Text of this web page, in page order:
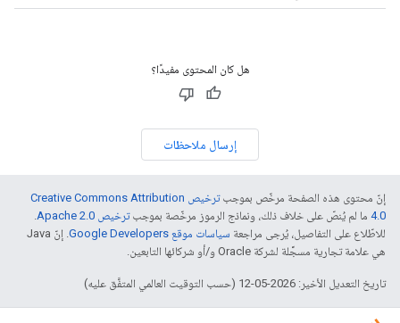
هل كان المحتوى مفيدًا؟
إرسال ملاحظات
إنّ محتوى هذه الصفحة مرخّص بموجب
ترخيص Creative Commons Attribution
4.0‏ ما لم يُنصّ على خلاف ذلك، ونماذج الرموز مرخّصة بموجبترخيص Apache 2.0‏
.
للاطّلاع على التفاصيل، يُرجى مراجعة سياسات موقع Google Developers‏
. إنّ Java
هي علامة تجارية مسجَّلة لشركة Oracle و/أو شركائها التابعين.
تاريخ التعديل الأخير: 2026-05-12 (حسب التوقيت العالمي المتفَّق عليه)